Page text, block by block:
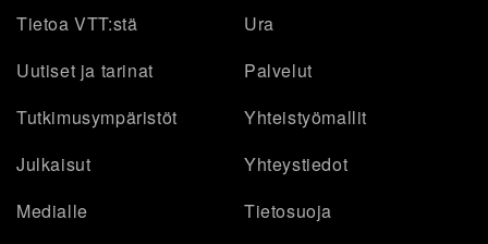
Tietoa VTT:stä
Ura
Uutiset ja tarinat
Palvelut
Tutkimusympäristöt
Yhteistyömallit
Julkaisut
Yhteystiedot
Medialle
Tietosuoja